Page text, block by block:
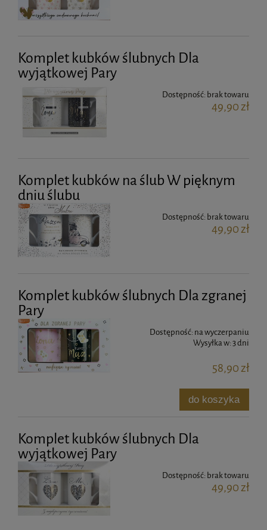
Komplet kubków ślubnych Dla
wyjątkowej Pary
Dostępność: brak towaru
49,90 zł
Komplet kubków na ślub W pięknym
dniu ślubu
Dostępność: brak towaru
49,90 zł
Komplet kubków ślubnych Dla zgranej
Pary
Dostępność: na wyczerpaniu
Wysyłka w:3 dni
58,90 zł
do koszyka
Komplet kubków ślubnych Dla
wyjątkowej Pary
Dostępność: brak towaru
49,90 zł